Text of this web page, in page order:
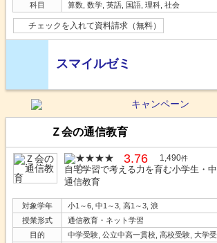
科目
算数, 数学, 英語, 国語, 理科, 社会
チェックを入れて資料請求（無料）
スマイルゼミ
Ｚ会の通信教育
3.76 1,490件
自宅学習で考える力を育む小学生・
通信教育
対象学年
小1～6, 中1～3, 高1～3, 浪
授業形式
通信教育・ネット学習
目的
中学受験, 公立中高一貫校, 高校受験, 大学